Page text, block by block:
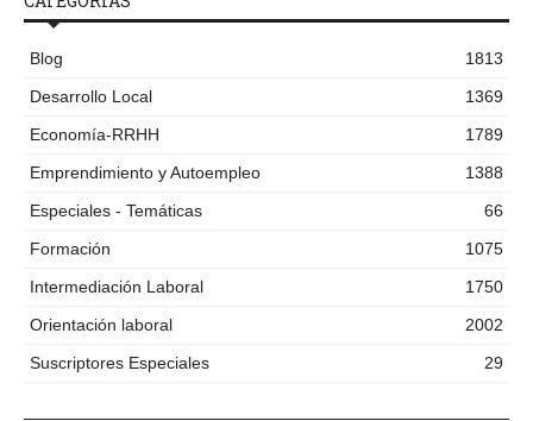
Blog
1813
Desarrollo Local
1369
Economía-RRHH
1789
Emprendimiento y Autoempleo
1388
Especiales - Temáticas
66
Formación
1075
Intermediación Laboral
1750
Orientación laboral
2002
Suscriptores Especiales
29